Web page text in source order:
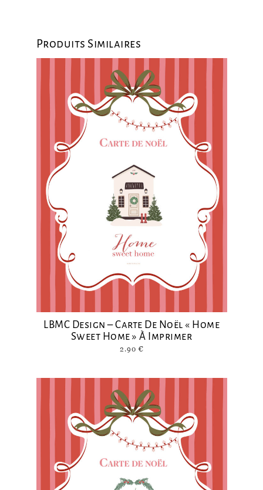
Produits Similaires
LBMC Design – Carte De Noël « Home
Sweet Home » À Imprimer
2.90 €